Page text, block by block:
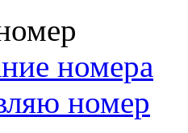
номера
номер